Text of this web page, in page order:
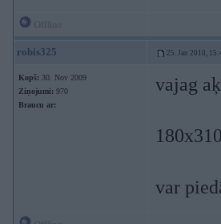
robis325 25. Jan 2010,
Kopš: 30. Nov 2009
Ziņojumi: 970
Braucu ar:
vajag
var